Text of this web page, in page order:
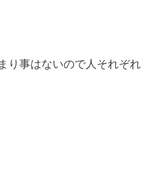
り事はないので人それぞれ